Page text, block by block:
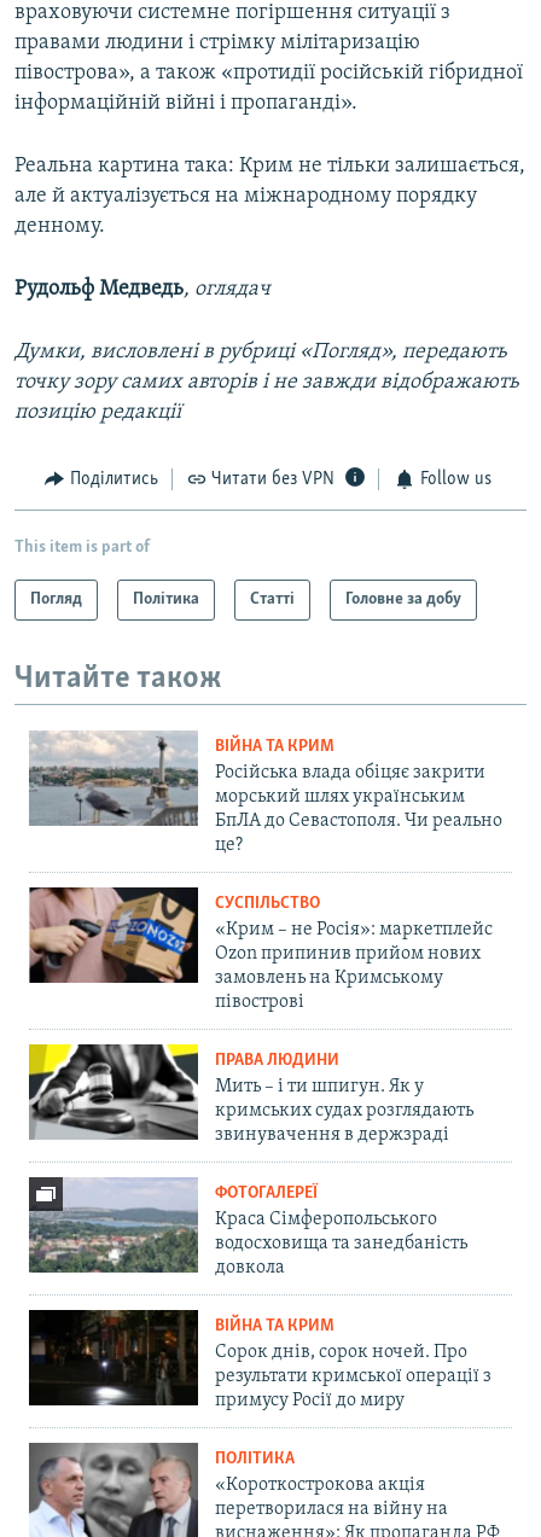
враховуючи системне погіршення ситуації з
правами людини і стрімку мілітаризацію
півострова», а також «протидії російській гібридної
інформаційній війні і пропаганді».
Реальна картина така: Крим не тільки залишається,
але й актуалізується на міжнародному порядку
денному.
Рудольф Медведь, оглядач
Думки, висловлені в рубриці «Погляд», передають
точку зору самих авторів і не завжди відображають
позицію редакції
Поділитись Читати без VPN Follow us
This item is part of
Погляд Політика Статті Головне за добу
Читайте також
ВІЙНА ТА КРИМ
Російська влада обіцяє закрити
морський шлях українським
БпЛА до Севастополя. Чи реально
це?
СУСПІЛЬСТВО
«Крим – не Росія»: маркетплейс
Ozon припинив прийом нових
замовлень на Кримському
півострові
ПРАВА ЛЮДИНИ
Мить – і ти шпигун. Як у
кримських судах розглядають
звинувачення в держзраді
ФОТОГАЛЕРЕЇ
Краса Сімферопольського
водосховища та занедбаність
довкола
ВІЙНА ТА КРИМ
Сорок днів, сорок ночей. Про
результати кримської операції з
примусу Росії до миру
ПОЛІТИКА
«Короткострокова акція
перетворилася на війну на